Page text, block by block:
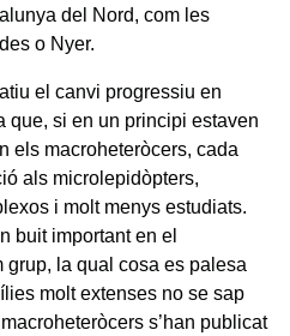
del Nord, com les
o Nyer.
el canvi progressiu en
que, si en un principi estaven
els macroheteròcers, cada
als microlepidòpters,
i molt menys estudiats.
buit important en el
grup, la qual cosa es palesa
molt extenses no se sap
s’han publicat